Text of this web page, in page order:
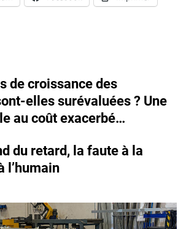
de croissance des
elles surévaluées ? Une
au coût exacerbé…
du retard, la faute à la
l’humain